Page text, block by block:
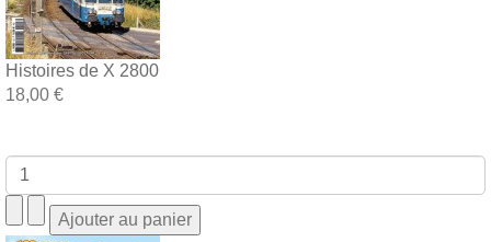
Histoires de X 2800
18,00 €